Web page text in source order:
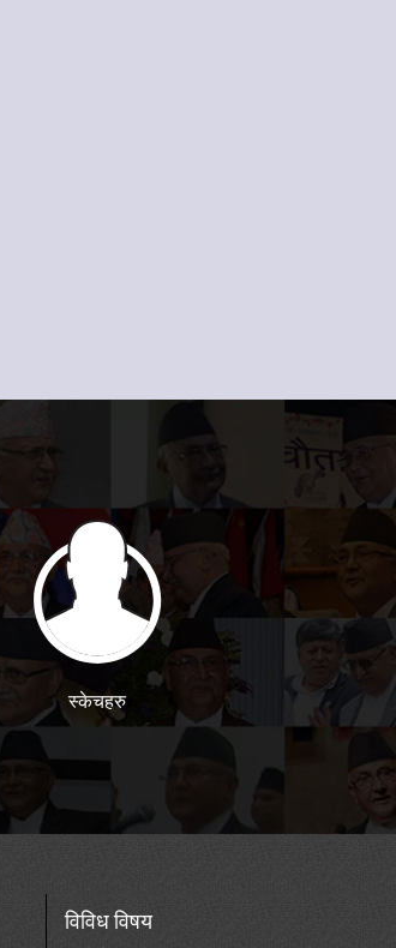
स्केचहरु
विविध विषय